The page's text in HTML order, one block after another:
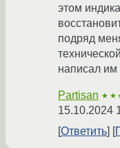
этом
подряд
написал им
Partisan
15.10.2024
Ответить